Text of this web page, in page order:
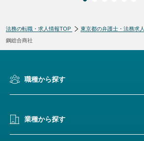
法務の転職・求人情報TOP 東京都の弁護士・法務求人
鋼総合商社
職種から探す
業種から探す